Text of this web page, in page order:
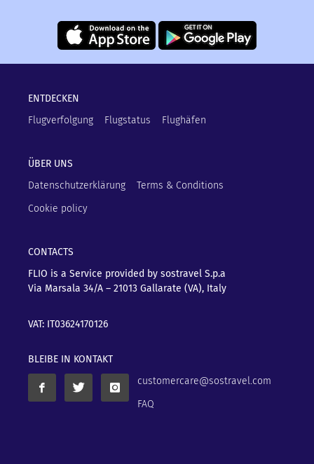
ENTDECKEN
Flugverfolgung
Flugstatus Flughäfen
ÜBER UNS
Datenschutzerklärung
Terms & Conditions
Cookie policy
CONTACTS
FLIO is a Service provided by sostravel S.p.a
Via Marsala 34/A – 21013 Gallarate (VA), Italy
VAT: IT03624170126
BLEIBE IN KONTAKT
customercare@sostravel.com
FAQ